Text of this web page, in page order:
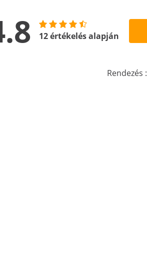
12 értékelés alapján
Rendezés :